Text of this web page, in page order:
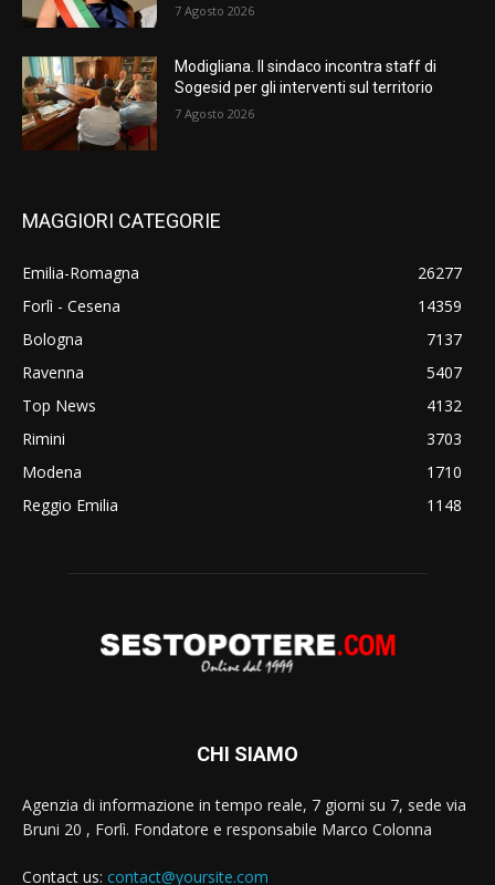
7 Agosto 2026
Modigliana. Il sindaco incontra staff di
Sogesid per gli interventi sul territorio
7 Agosto 2026
MAGGIORI CATEGORIE
Emilia-Romagna
26277
Forlì - Cesena
14359
Bologna
7137
Ravenna
5407
Top News
4132
Rimini
3703
Modena
1710
Reggio Emilia
1148
CHI SIAMO
Agenzia di informazione in tempo reale, 7 giorni su 7, sede via
Bruni 20 , Forlì. Fondatore e responsabile Marco Colonna
Contact us: contact@yoursite.com